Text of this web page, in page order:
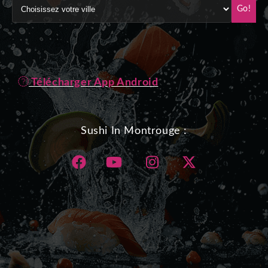
Go!
Télécharger App Android
Sushi In Montrouge :